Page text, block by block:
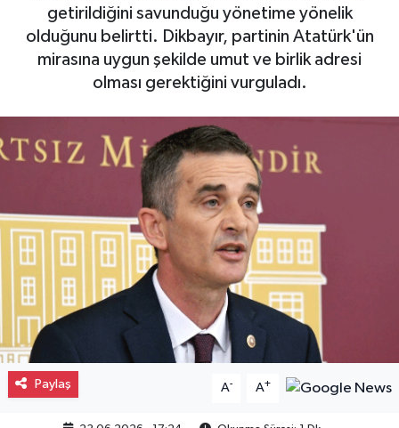
getirildiğini savunduğu yönetime yönelik
olduğunu belirtti. Dikbayır, partinin Atatürk'ün
mirasına uygun şekilde umut ve birlik adresi
olması gerektiğini vurguladı.
Paylaş A- A+
Asayiş
Magazin
Spor